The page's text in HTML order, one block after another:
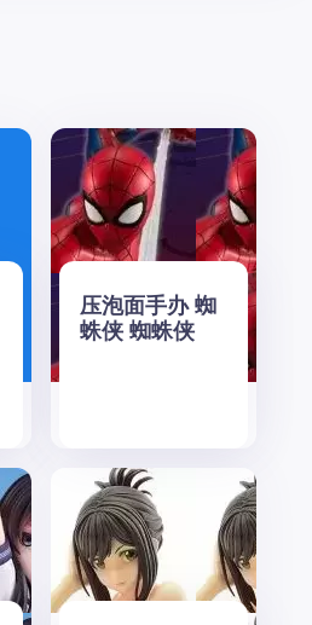
压泡面手办 蜘
蛛侠 蜘蛛侠